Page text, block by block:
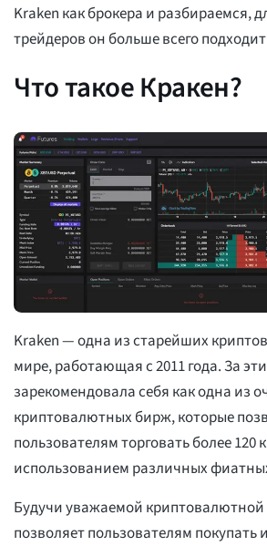
Kraken как брокера и разбираемся,
трейдеров он больше всего
Что такое Кракен?
Kraken — одна из старейших
мире, работающая с 2011 года. За
зарекомендовала себя как одна из
криптовалютных бирж, которые
пользователям торговать более 120
использованием различных
Будучи уважаемой
позволяет пользователям покупать